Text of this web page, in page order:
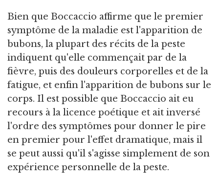
Bien que Boccaccio affirme que le premier
symptôme de la maladie est l'apparition de
bubons, la plupart des récits de la peste
indiquent qu'elle commençait par de la
fièvre, puis des douleurs corporelles et de la
fatigue, et enfin l'apparition de bubons sur le
corps. Il est possible que Boccaccio ait eu
recours à la licence poétique et ait inversé
l'ordre des symptômes pour donner le pire
en premier pour l'effet dramatique, mais il
se peut aussi qu'il s'agisse simplement de son
expérience personnelle de la peste.